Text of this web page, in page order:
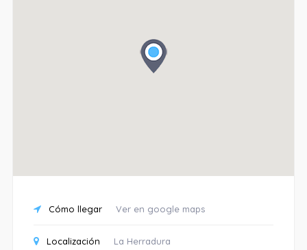
Cómo llegar Ver en google maps
Localización La Herradura